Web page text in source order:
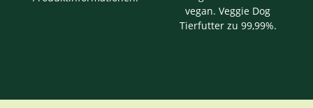
vegan. Veggie Dog
Tierfutter zu 99,99%.